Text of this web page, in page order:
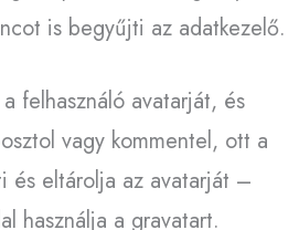
is begyűjti az adatkezelő.
felhasználó avatarját, és
vagy kommentel, ott a
és eltárolja az avatarját –
használja a gravatart.